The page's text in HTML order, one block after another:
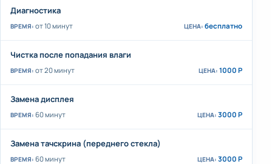
Диагностика
от 10 минут бесплатно
Чистка после попадания влаги
от 20 минут 1000 Р
Замена дисплея
60 минут 3000 Р
Замена тачскрина (переднего стекла)
60 минут 3000 Р